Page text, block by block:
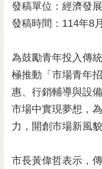
市府團隊
主題服務
市政資訊
市民互動
黃
偉
哲
光
發稿單位：經濟發
發稿時間：114年8
為鼓勵青年投入傳
極推動「市場青年
惠、行銷輔導與設
市場中實現夢想，
力，開創市場新風貌
市長黃偉哲表示，